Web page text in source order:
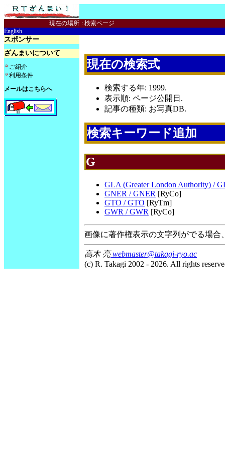
現在の場所 : 検索ページ
English
スポンサー
ざんまいについて
ご紹介
利用条件
メールはこちらへ
現在の検索式
検索する年: 1999.
表示順: ページ公開日.
記事の種類: お写真DB.
検索キーワード追加
G
GLA (Greater London Authority) /
GNER / GNER [RyCo]
GTO / GTO [RyTm]
GWR / GWR [RyCo]
画像に著作権表示の文字列がでる場合
高木 亮webmaster@takagi-ryo.ac
(c) R. Takagi 2002 - 2026. All rights